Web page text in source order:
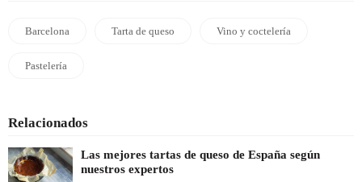
Barcelona Tarta de queso Vino y coctelería
Pastelería
Relacionados
Las mejores tartas de queso de España según
nuestros expertos